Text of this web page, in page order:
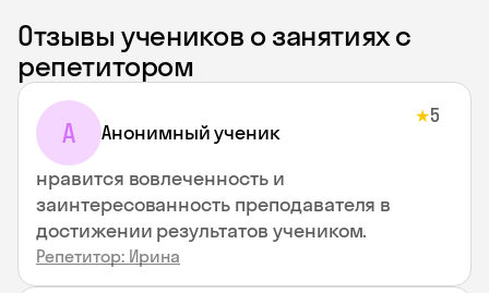
Отзывы учеников о занятиях с
репетитором
А Анонимный ученик
★5
нравится вовлеченность и
заинтересованность преподавателя в
достижении результатов учеником.
Репетитор: Ирина